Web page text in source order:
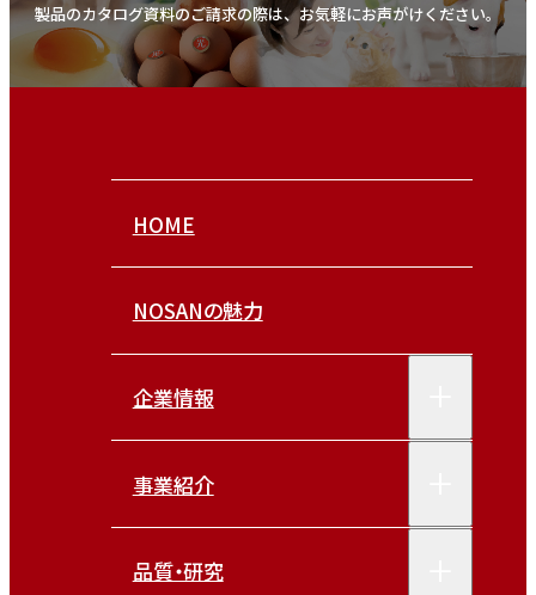
製品のカタログ資料のご請求の際は、お気軽にお声がけください。
HOME
NOSANの魅力
企業情報
事業紹介
品質・研究